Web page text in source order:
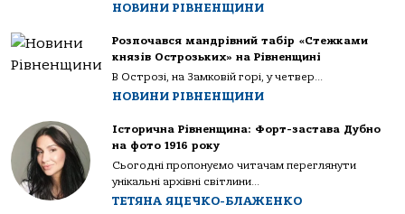
НОВИНИ РІВНЕНЩИНИ
Розпочався мандрівний табір «Стежками
князів Острозьких» на Рівненщині
В Острозі, на Замковій горі, у четвер...
НОВИНИ РІВНЕНЩИНИ
Історична Рівненщина: Форт-застава Дубно
на фото 1916 року
Сьогодні пропонуємо читачам переглянути
унікальні архівні світлини...
ТЕТЯНА ЯЦЕЧКО-БЛАЖЕНКО